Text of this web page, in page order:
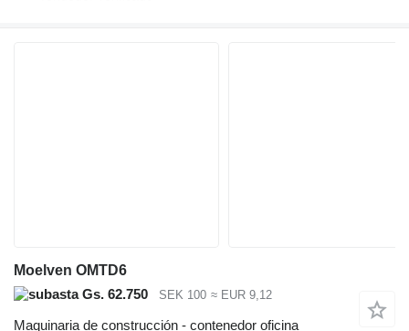
Moelven OMTD6
Gs. 62.750
SEK 100 ≈ EUR 9,12
Maquinaria de construcción - contenedor oficina